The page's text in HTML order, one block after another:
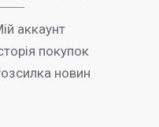
аккаунт
покупок
новин